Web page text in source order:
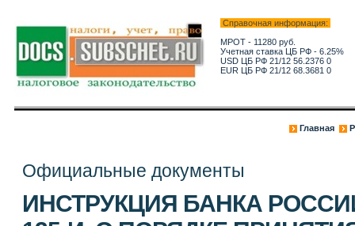
Справочная информация:
МРОТ - 11280 руб.
Учетная ставка ЦБ РФ - 6.25%
USD ЦБ РФ 21/12 56.2376 0
EUR ЦБ РФ 21/12 68.3681 0
Главная
Официальные документы
ИНСТРУКЦИЯ БАНКА РОССИИ